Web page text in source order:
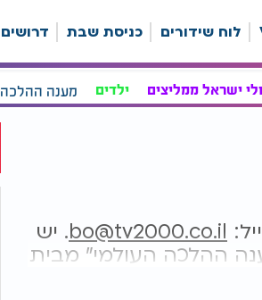
לוח שידורים כניסת שבת דרושים
ישראל ממליצים ילדים מענה ההלכה
bo@tv2000.co.il. יש
ההלכה העולמי" מבית